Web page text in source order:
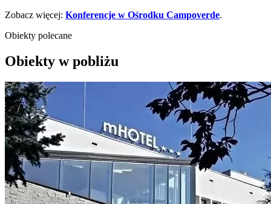
Zobacz więcej: Konferencje w Ośrodku Campoverde.
Obiekty polecane
Obiekty w pobliżu